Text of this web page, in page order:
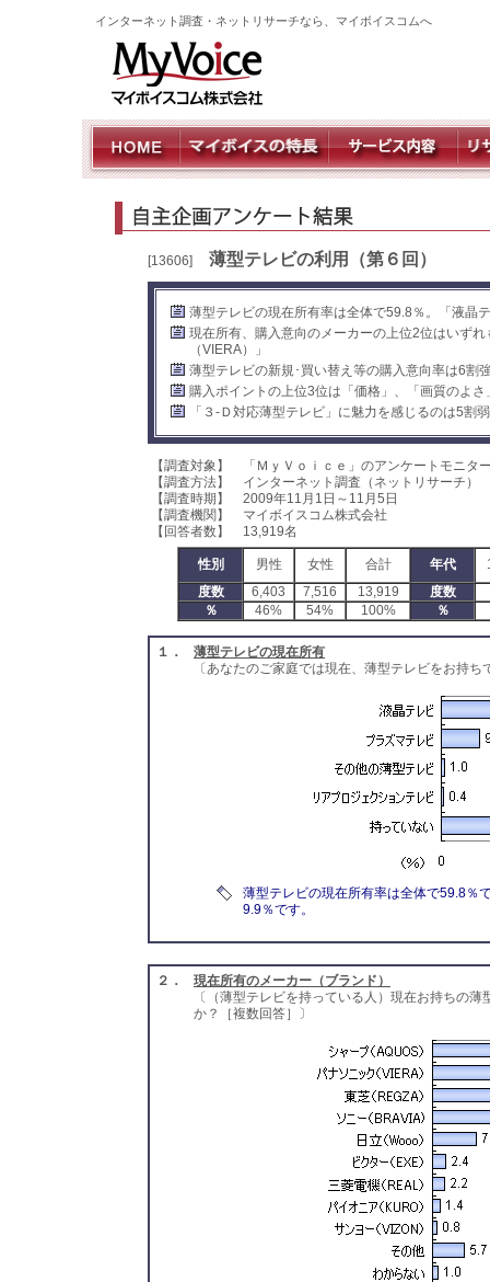
インターネット調査・ネットリサーチなら、マイボイスコムへ
[13606] 薄型テレビの利用（第６回）
薄型テレビの現在所有率は全体で59.8％。「液晶
現在所有、購入意向のメーカーの上位2位はいず
（VIERA）」
薄型テレビの新規･買い替え等の購入意向率は6割
購入ポイントの上位3位は「価格」、「画質のよ
「３-Ｄ対応薄型テレビ」に魅力を感じるのは5割
【調査対象】 「ＭｙＶｏｉｃｅ」のアンケートモニタ
【調査方法】 インターネット調査（ネットリサーチ）
【調査時期】 2009年11月1日～11月5日
【調査機関】 マイボイスコム株式会社
【回答者数】 13,919名
性別 男性 女性 合計 年代
度数
6,403 7,516 13,919 度数
％
46% 54% 100% ％
１．
薄型テレビの現在所有
〔あなたのご家庭では現在、薄型テレビをお持
薄型テレビの現在所有率は全体で59.8％
9.9％です。
２．
現在所有のメーカー（ブランド）
〔（薄型テレビを持っている人）現在お持ちの
か？［複数回答］〕